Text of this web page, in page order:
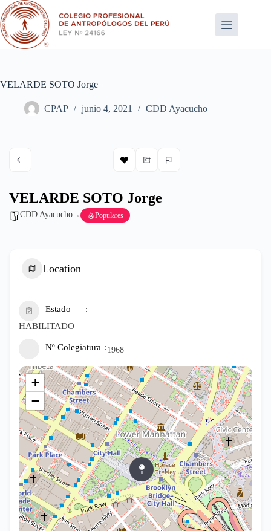
Saltar
al
contenido
VELARDE SOTO Jorge
CPAP junio 4, 2021 CDD Ayacucho
VELARDE SOTO Jorge
CDD Ayacucho Populares
Location
Estado
HABILITADO
Nº Colegiatura 1968
+
−